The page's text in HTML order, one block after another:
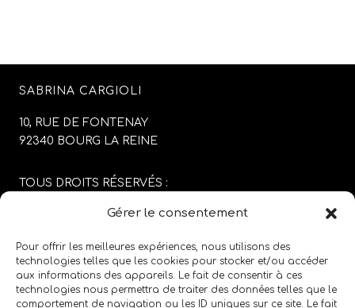
Gérer le consentement
Pour offrir les meilleures expériences, nous utilisons des
technologies telles que les cookies pour stocker et/ou accéder
aux informations des appareils. Le fait de consentir à ces
technologies nous permettra de traiter des données telles que le
comportement de navigation ou les ID uniques sur ce site. Le fait
SABRINA CARGIOLI
10, RUE DE FONTENAY
92340 BOURG LA REINE
TOUS DROITS RÉSERVÉS :
CONCEPTION DU SITE :
MENTIONS LÉGALES/CGV